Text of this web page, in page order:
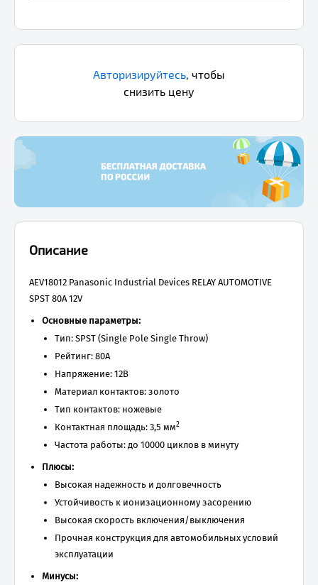
Авторизируйтесь, чтобы
снизить цену
Описание
AEV18012 Panasonic Industrial Devices RELAY AUTOMOTIVE
SPST 80A 12V
Основные параметры:
Тип: SPST (Single Pole Single Throw)
Рейтинг: 80А
Напряжение: 12В
Материал контактов: золото
Тип контактов: ножевые
Контактная площадь: 3,5 мм2
Частота работы: до 10000 циклов в минуту
Плюсы:
Высокая надежность и долговечность
Устойчивость к ионизационному засорению
Высокая скорость включения/выключения
Прочная конструкция для автомобильных условий
эксплуатации
Минусы: